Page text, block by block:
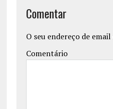
Comentar
O seu endereço de
Comentário